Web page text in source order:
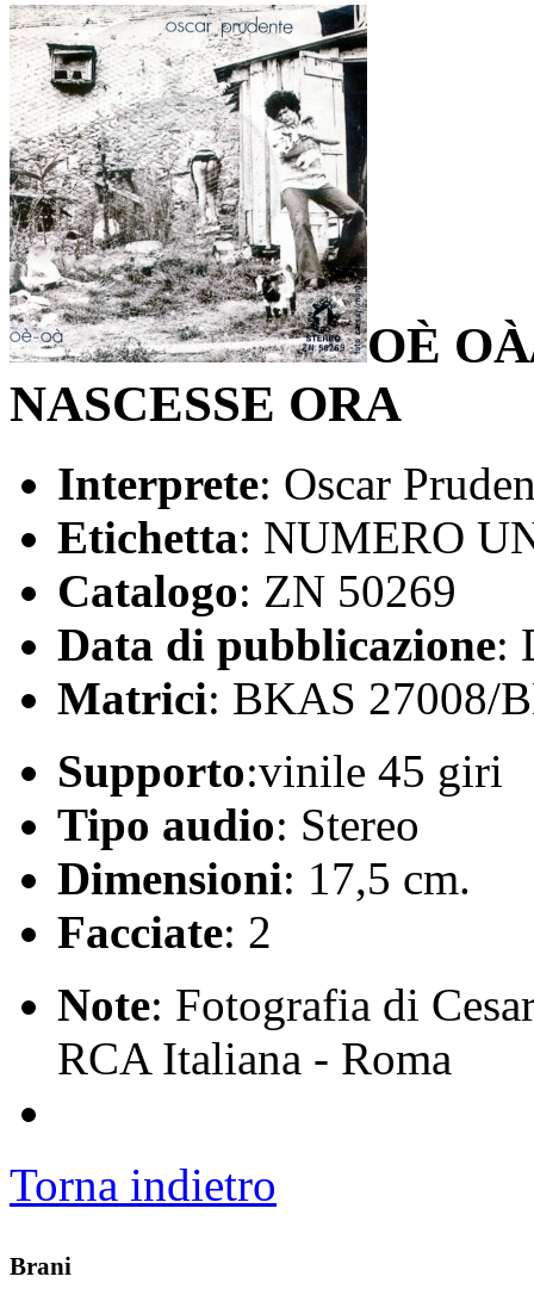
OÈ
NASCESSE ORA
Interprete: Oscar
Etichetta: NUMERO
Catalogo: ZN 50269
Data di pubblicazione:
Matrici: BKAS 27008/
Supporto:vinile 45 giri
Tipo audio: Stereo
Dimensioni: 17,5 cm.
Facciate: 2
Note: Fotografia di
RCA Italiana - Roma
Torna indietro
Brani